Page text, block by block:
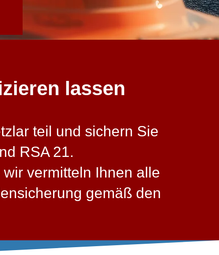
lassen
teil und sichern Sie
RSA 21.
vermitteln Ihnen alle
gemäß den